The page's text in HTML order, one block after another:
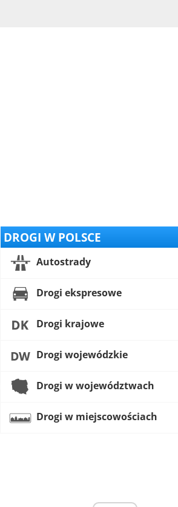
DROGI W POLSCE
Autostrady
Drogi ekspresowe
Drogi krajowe
Drogi wojewódzkie
Drogi w województwach
Drogi w miejscowościach